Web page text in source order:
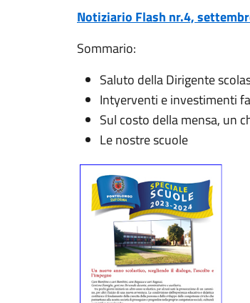
Notiziario Flash nr.4,
Sommario:
Saluto della Dirigente
Intyerventi e investimenti
Sul costo della mensa, un
Le nostre scuole